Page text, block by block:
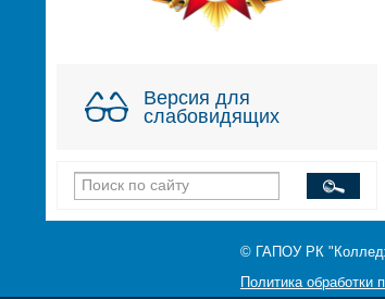
Версия для
слабовидящих
© ГАПОУ РК "Колледж
Политика